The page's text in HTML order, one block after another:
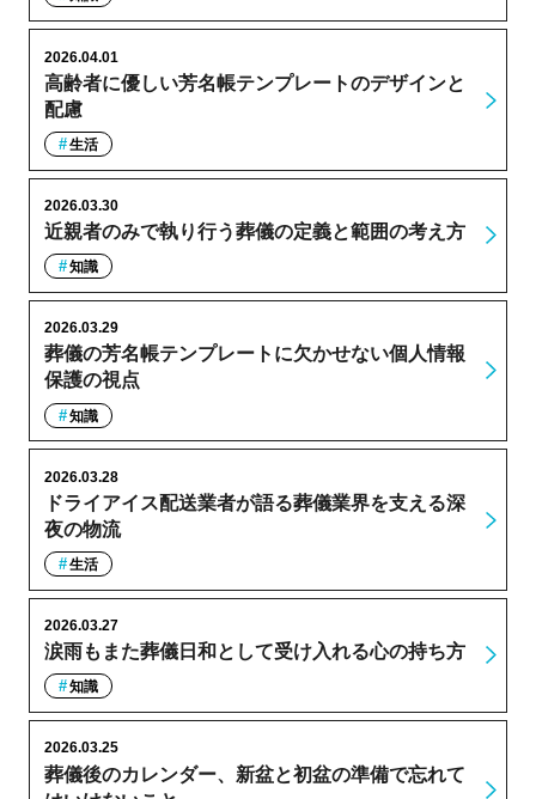
高齢者に優しい芳名帳テンプレートのデザインと
配慮
2026.04.01
生活
近親者のみで執り行う葬儀の定義と範囲の考え方
2026.03.30
知識
葬儀の芳名帳テンプレートに欠かせない個人情報
保護の視点
2026.03.29
知識
ドライアイス配送業者が語る葬儀業界を支える深
夜の物流
2026.03.28
生活
涙雨もまた葬儀日和として受け入れる心の持ち方
2026.03.27
知識
葬儀後のカレンダー、新盆と初盆の準備で忘れて
2026.03.25